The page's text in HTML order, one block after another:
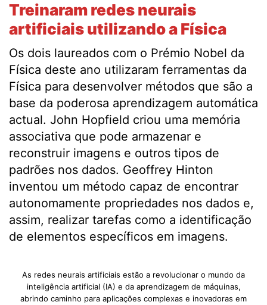
Treinaram redes neurais
artificiais utilizando a Física
Os dois laureados com o Prémio Nobel da
Física deste ano utilizaram ferramentas da
Física para desenvolver métodos que são a
base da poderosa aprendizagem automática
actual. John Hopfield criou uma memória
associativa que pode armazenar e
reconstruir imagens e outros tipos de
padrões nos dados. Geoffrey Hinton
inventou um método capaz de encontrar
autonomamente propriedades nos dados e,
assim, realizar tarefas como a identificação
de elementos específicos em imagens.
As redes neurais artificiais estão a revolucionar o mundo da
inteligência artificial (IA) e da aprendizagem de máquinas,
abrindo caminho para aplicações complexas e inovadoras em